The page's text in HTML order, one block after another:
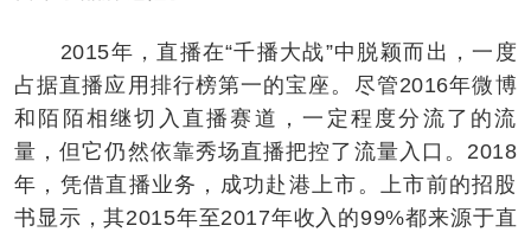
2015年，直播在“千播大战”中脱颖而出，一度
占据直播应用排行榜第一的宝座。尽管2016年微博
和陌陌相继切入直播赛道，一定程度分流了的流
量，但它仍然依靠秀场直播把控了流量入口。2018
年，凭借直播业务，成功赴港上市。上市前的招股
书显示，其2015年至2017年收入的99%都来源于直